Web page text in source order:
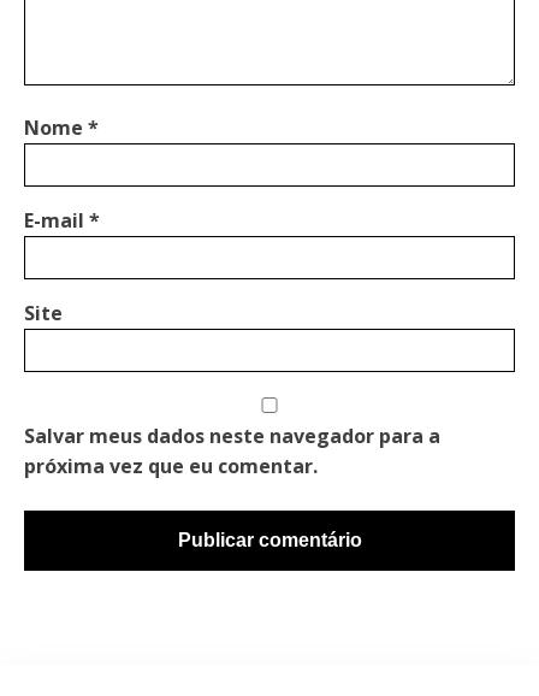
Nome *
E-mail *
Site
Salvar meus dados neste navegador para a
próxima vez que eu comentar.